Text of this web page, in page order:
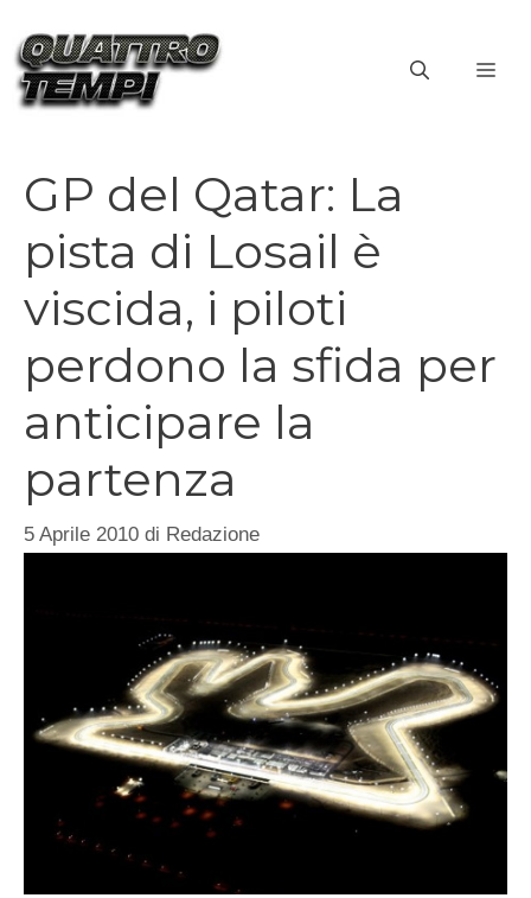
contenuto
GP del Qatar: La
pista di Losail è
viscida, i piloti
perdono la sfida per
anticipare la
partenza
5 Aprile 2010 di Redazione